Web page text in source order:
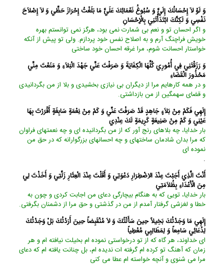
وَ لَوْ لاَ إِحْسَانُكَ إِلَيَّ وَ سُبُوغُ نَعْمَائِكَ عَلَيَّ مَا بَلَغْتُ إِحْرَازَ حَظِّي وَ لاَ إِصْلاَحَ
نَفْسِي وَ لَكِنَّكَ ابْتَدَأْتَنِي بِالْإِحْسَانِ‏
و اگر احسان تو و نعم بى ‏شمارت نمى بود، هرگز نمى ‏توانستم بهره
خويش فراچنگ آرم و به اصلاح نفس خود پردازم. ولى تو پيش از آنكه
خواستار احسانت شوم، مرا غرقه احسان خود ساختى‏
وَ رَزَقْتَنِي فِي أُمُورِي كُلِّهَا الْكِفَايَةَ وَ صَرَفْتَ عَنِّي جَهْدَ الْبَلاَءِ وَ مَنَعْتَ مِنِّي
مَحْذُورَ الْقَضَاءِ
و در همه كارهايم مرا از ديگران بى‏ نيازى بخشيدى و بلا از من بگردانيدى
و قضاى سهمگين از من بازداشتى.
إِلَهِي فَكَمْ مِنْ بَلاَءٍ جَاهِدٍ قَدْ صَرَفْتَ عَنِّي وَ كَمْ مِنْ نِعْمَةٍ سَابِغَةٍ أَقْرَرْتَ بِهَا
عَيْنِي وَ كَمْ مِنْ صَنِيعَةٍ كَرِيمَةٍ لَكَ عِنْدِي‏
بار خدايا، چه بلاهاى رنج آور كه از من بگردانيده ‏اى و چه نعمتهاى فراوان
كه مرا بدان شادمان ساخته‏اى و چه احسان‏هاى بزرگوارانه كه در حق من
نموده ‏اى
.
أَنْتَ الَّذِي أَجَبْتَ عِنْدَ الاِضْطِرَارِ دَعْوَتِي وَ أَقَلْتَ عِنْدَ الْعِثَارِ زَلَّتِي وَ أَخَذْتَ لِي
مِنَ الْأَعْدَاءِ بِظُلاَمَتِي‏
بار خدايا، تويى كه به هنگام بيچارگى دعاى من اجابت كردى و چون به
خطا و لغزشى گرفتار آمدم از من در گذشتى و حق مرا از دشمنان بگرفتى.
إِلَهِي مَا وَجَدْتُكَ بَخِيلاً حِينَ سَأَلْتُكَ وَ لاَ مُنْقَبِضاً حِينَ أَرَدْتُكَ بَلْ وَجَدْتُكَ
لِدُعَائِي سَامِعاً وَ لِمَطَالِبِي مُعْطِياً
اى خداوند، هر گاه كه از تو درخواستى نموده ‏ام بخيلت نيافته‏ ام و هر
زمان كه آهنگ تو كرده ‏ام گرفته ‏ات نديده ‏ام، بل چنانت يافته ‏ام كه دعاى
مرا مى‏ شنوى و آنچه خواسته‏ ام عطا مى ‏كنى‏